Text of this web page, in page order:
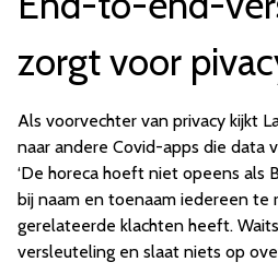
zorgt voor
Als voorvechter van privacy kijkt
naar andere Covid-apps die data
‘De horeca hoeft niet opeens als
bij naam en toenaam iedereen te
gerelateerde klachten heeft.
versleuteling en slaat niets op